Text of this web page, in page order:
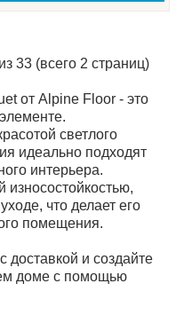
33 (всего 2 страниц)
от Alpine Floor - это
светлого
идеально подходят
интерьера.
что делает его
помещения.
доставкой и создайте
доме с помощью